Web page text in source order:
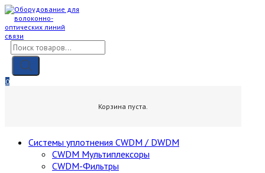
Skip
content
Поиск
товаров
0
Корзина пуста.
Cистемы уплотнения CWDM / DWDM
CWDM Мультиплексоры
CWDM-Фильтры